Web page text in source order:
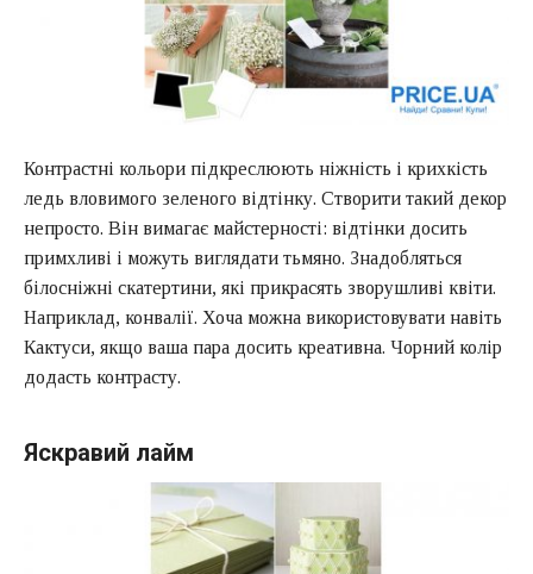
Контрастні кольори підкреслюють ніжність і крихкість
ледь вловимого зеленого відтінку. Створити такий декор
непросто. Він вимагає майстерності: відтінки досить
примхливі і можуть виглядати тьмяно. Знадобляться
білосніжні скатертини, які прикрасять зворушливі квіти.
Наприклад, конвалії. Хоча можна використовувати навіть
Кактуси, якщо ваша пара досить креативна. Чорний колір
додасть контрасту.
Яскравий лайм